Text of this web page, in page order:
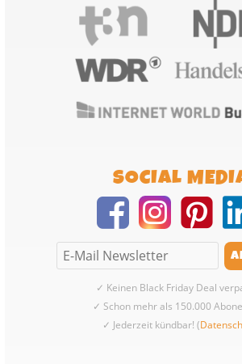
SOCIAL
✓ Keinen Black Friday Deal
✓ Schon mehr als 150.000
✓ Jederzeit kündbar! (